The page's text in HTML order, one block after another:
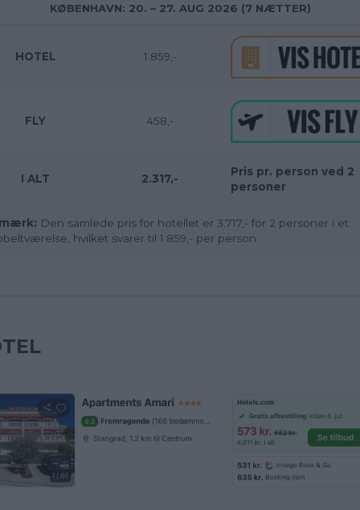
KØBENHAVN: 20. – 27. AUG 2026 (7 NÆTTER)
HOTEL 1.859,-
FLY 458,-
I ALT 2.317,-
Pris pr. person ved 2
personer
Den samlede pris for hotellet er 3.717,- for 2 personer i et
hvilket svarer til 1.859,- per person.